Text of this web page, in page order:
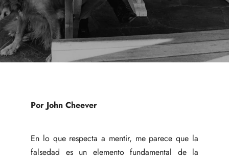
Por John Cheever
En lo que respecta a mentir, me parece que la
falsedad es un elemento fundamental de la